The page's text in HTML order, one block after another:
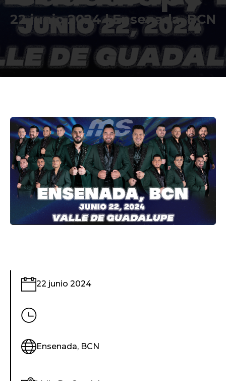
22 junio 2024 | Ensenada, BCN
22 junio 2024
Ensenada, BCN